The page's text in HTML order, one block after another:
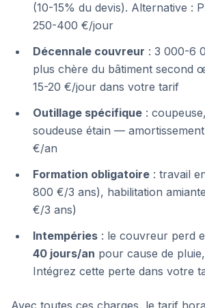
(10-15% du devis). Alternative :
250-400 €/jour
Décennale couvreur : 3 000-6
plus chère du bâtiment second
15-20 €/jour dans votre tarif
Outillage spécifique :
soudeuse étain —
€/an
Formation obligatoire : travail
800 €/3 ans), habilitation
€/3 ans)
Intempéries : le couvreur perd
40 jours/an pour cause de
Intégrez cette perte dans votre
Avec toutes ces charges, le tarif